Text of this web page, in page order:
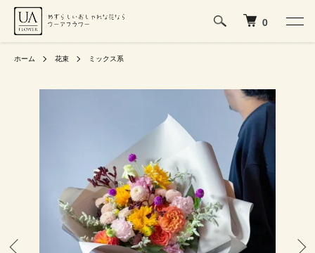
0
ホーム 花束 ミックス系